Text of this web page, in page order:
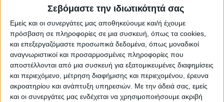
Σεβόμαστε την ιδιωτικότητά σας
Εμείς και οι συνεργάτες μας αποθηκεύουμε και/ή έχουμε
πρόσβαση σε πληροφορίες σε μια συσκευή, όπως τα cookies,
και επεξεργαζόμαστε προσωπικά δεδομένα, όπως μοναδικοί
αναγνωριστικοί και προσαρμοσμένες πληροφορίες που
αποστέλλονται από μια συσκευή για εξατομικευμένες διαφημίσεις
και περιεχόμενο, μέτρηση διαφήμισης και περιεχομένου, έρευνα
ακροατηρίου και ανάπτυξη υπηρεσιών. Με την άδειά σας, εμείς
και οι συνεργάτες μας ενδέχεται να χρησιμοποιήσουμε ακριβή
Οι μαθητές ειδίκευσης πιάνου τουΟύβε
Μάτσκε: Ναταλία Γιαννάκη, Φοίβος
Φίλκας, Σαπφώ Κουτρουμανίδου, Τατιάνα
Νικολοπούλου, Στέλιος Ιωσήφ, Δημήτρης
Μέξης, Μαρία Βλαχοδήμου, Αθανάσιος
Μιχαήλ Ραμαδανίδης και ο δικός μας
Καρδιτσιώτης Θάνος Κατσάρας.